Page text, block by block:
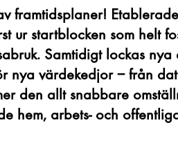
framtidsplaner!
ur startblocken som helt
Samtidigt lockas
nya värdekedjor – från
den allt snabbare
hem, arbets- och